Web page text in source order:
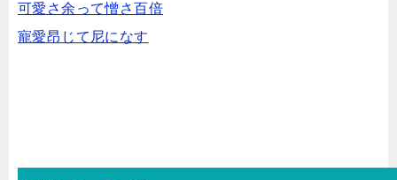
可愛さ余って憎さ百倍
寵愛昂じて尼になす